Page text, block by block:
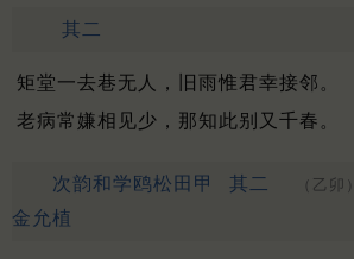
其二
矩堂一去巷无人，旧雨惟君幸接邻。
老病常嫌相见少，那知此别又千春。
次韵和学鸥松田甲 其二 （乙卯）
金允植